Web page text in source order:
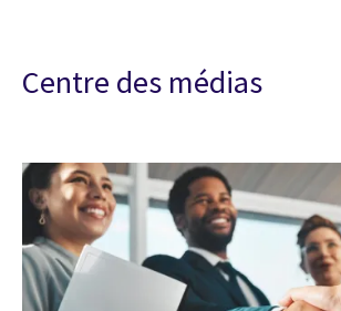
Centre des médias